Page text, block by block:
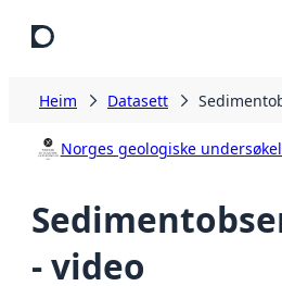
Heim Datasett
Norges geologiske
- video